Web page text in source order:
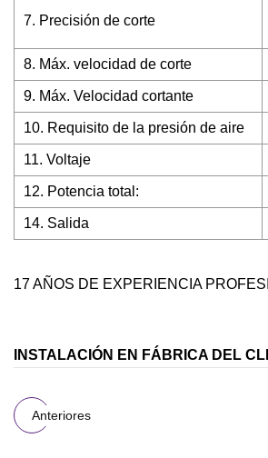
7. Precisión de corte
8. Máx. velocidad de corte
9. Máx. Velocidad cortante
10. Requisito de la presión de aire
11. Voltaje
12. Potencia total:
14. Salida
17 AÑOS DE EXPERIENCIA
INSTALACIÓN EN FÁBRICA DEL
Anteriores